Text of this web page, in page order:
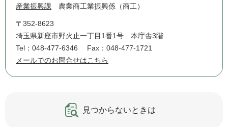
産業振興課 農業商工業振興係（商工）
〒352-8623
埼玉県新座市野火止一丁目1番1号 本庁舎3階
Tel：048-477-6346
Fax：048-477-1721
メールでのお問合せはこちら
見つからないときは